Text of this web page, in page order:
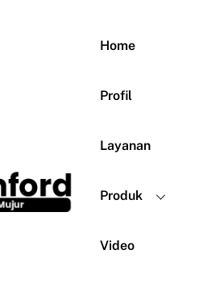
Home
Profil
Layanan
Produk
Video